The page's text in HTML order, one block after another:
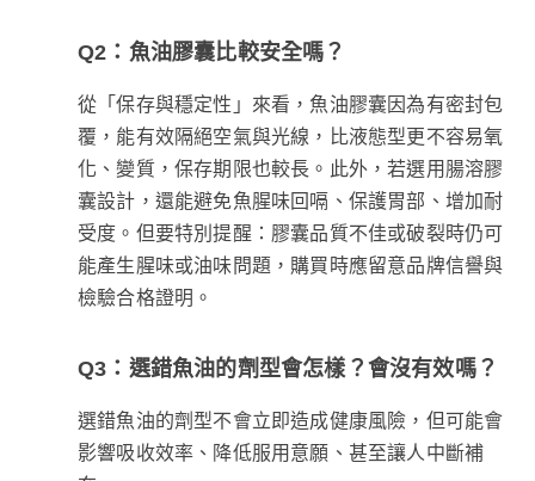
Q2：魚油膠囊比較安全嗎？
從「保存與穩定性」來看，魚油膠囊因為有密封包
覆，能有效隔絕空氣與光線，比液態型更不容易氧
化、變質，保存期限也較長。此外，若選用腸溶膠
囊設計，還能避免魚腥味回嗝、保護胃部、增加耐
受度。但要特別提醒：膠囊品質不佳或破裂時仍可
能產生腥味或油味問題，購買時應留意品牌信譽與
檢驗合格證明。
Q3：選錯魚油的劑型會怎樣？會沒有效嗎？
選錯魚油的劑型不會立即造成健康風險，但可能會
影響吸收效率、降低服用意願、甚至讓人中斷補